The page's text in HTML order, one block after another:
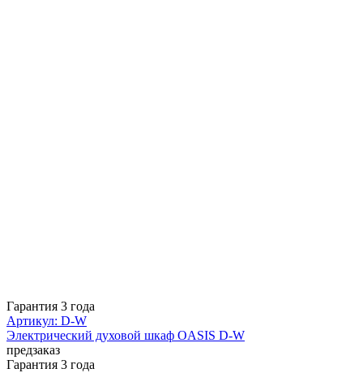
Гарантия 3 года
Артикул: D-W
Электрический духовой шкаф OASIS D-W
предзаказ
Гарантия 3 года